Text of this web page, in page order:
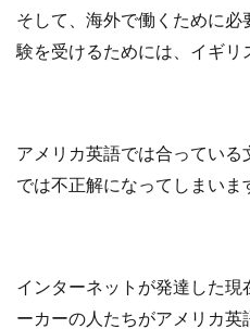
そして、海外で働くために必
験を受けるためには、イギリ
アメリカ英語では合ってい
では不正解になってしまいま
インターネットが発達した
ーカーの人たちがアメリカ